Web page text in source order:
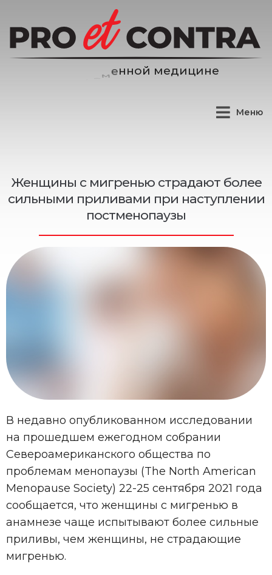
м едицине
Меню
Женщины с мигренью страдают более
сильными приливами при наступлении
постменопаузы
В недавно опубликованном исследовании
на прошедшем ежегодном собрании
Североамериканского общества по
проблемам менопаузы (The North American
Menopause Society) 22-25 сентября 2021 года
сообщается, что женщины с мигренью в
анамнезе чаще испытывают более сильные
приливы, чем женщины, не страдающие
мигренью.